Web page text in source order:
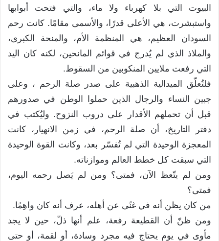
البيوت التي بلا كهرباء ولا ماء، والتي فتحت أبوابها
واستبشرت، هي الأعلى قدرًا، والأسمى مقامًا. كانت رحم
السودان العظيم، هي المنظمة الأم، والمنحة الكبرى،
والملاذ الذي لم يُدرج في قوائم المانحين، لكنه كان اليد
التي رفعت ملايين المنكوبين من السقوط.
فلتُعلّق الميدالية الذهبية على صدر صلة الرحم ، وعلى
جبين النساء والرجال الذين حملوا الوطن في صدورهم
قبل أن تحملهم الأقدار على دروب النزوح. وليُكتب في
دفتر التاريخ، أن صلة الرحم، في زمن الانهيار، كانت
المعجزة الوحيدة التي لم تُفسّر بعد، وكانت القوة الوحيدة
التي سبقت كل خطط العالم وموازناته.
ومن لم يتّعظ الآن، فمتى؟ ومن لم يَصل رحمه اليوم،
فمتى؟
من كان يظن أنه في غنًى عن أهله، عرف أنه كان واهِمًا.
ومن ظنّ أن القطيعة رفعة، علم أنها ذلّ، حين لا يجد
مأوى في يوم يحتاج فيه مجرد وسادة، أو لقمة، أو حتى